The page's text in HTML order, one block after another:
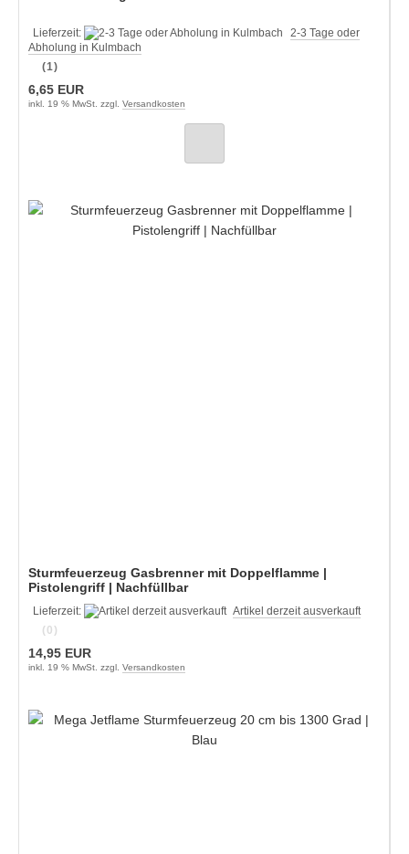
Lieferzeit:
2-3 Tage oder
Abholung in Kulmbach
(1)
6,65 EUR
inkl. 19 % MwSt. zzgl. Versandkosten
Sturmfeuerzeug Gasbrenner mit Doppelflamme |
Pistolengriff | Nachfüllbar
Lieferzeit:
Artikel derzeit ausverkauft
(0)
14,95 EUR
inkl. 19 % MwSt. zzgl. Versandkosten